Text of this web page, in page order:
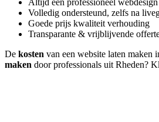
Altijd een professioneel
Volledig ondersteund, zelfs na
Goede prijs kwaliteit verhouding
Transparante & vrijblijvende
De kosten van een website laten
maken door professionals uit Rheden?